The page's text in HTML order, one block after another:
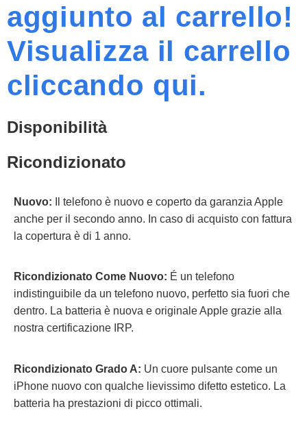
aggiunto al carrello!
Visualizza il carrello
cliccando qui.
Disponibilità
Ricondizionato
Nuovo:
Il telefono è nuovo e coperto da garanzia Apple
anche per il secondo anno. In caso di acquisto con fattura
la copertura è di 1 anno.
Ricondizionato Come Nuovo: É un telefono
indistinguibile da un telefono nuovo, perfetto sia fuori che
dentro. La batteria è nuova e originale Apple grazie alla
nostra certificazione IRP.
Ricondizionato Grado A: Un cuore pulsante come un
iPhone nuovo con qualche lievissimo difetto estetico. La
batteria ha prestazioni di picco ottimali.